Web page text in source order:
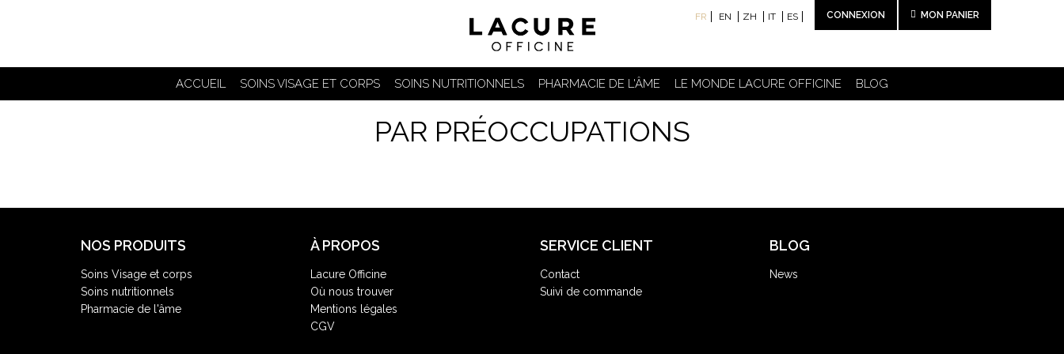
MON PANIER
CONNEXION
FR EN ZH IT ES
ACCUEIL SOINS VISAGE ET CORPS SOINS NUTRITIONNELS PHARMACIE DE L'ÂME LE MONDE LACURE OFFICINE BLOG
PAR PRÉOCCUPATIONS
NOS PRODUITS
Soins Visage et corps
Soins nutritionnels
Pharmacie de l'âme
À PROPOS
Lacure Officine
Où nous trouver
Mentions légales
CGV
SERVICE CLIENT
Contact
Suivi de commande
BLOG
News